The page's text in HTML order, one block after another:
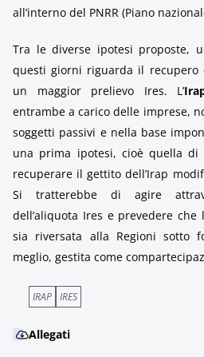
all’interno del PNRR (Piano
Tra le diverse ipotesi proposte,
questi giorni riguarda il recupero
un maggior prelievo Ires. L’
entrambe a carico delle imprese,
soggetti passivi e nella base
una prima ipotesi, cioè quella di
recuperare il gettito dell’Irap
Si tratterebbe di agire
dell’aliquota Ires e prevedere
sia riversata alla Regioni sotto
meglio, gestita come
IRAP IRES
Allegati